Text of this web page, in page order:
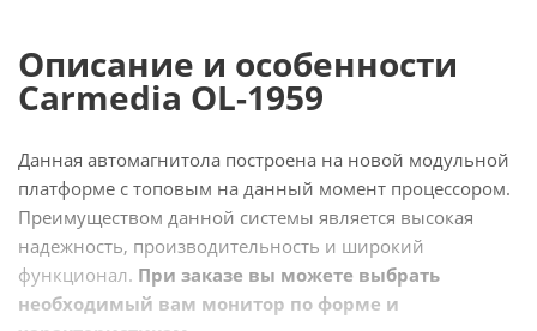
Описание и особенности
Carmedia OL-1959
Данная автомагнитола построена на новой модульной
платформе с топовым на данный момент процессором.
Преимуществом данной системы является высокая
надежность, производительность и широкий
функционал. При заказе вы можете выбрать
необходимый вам монитор по форме и